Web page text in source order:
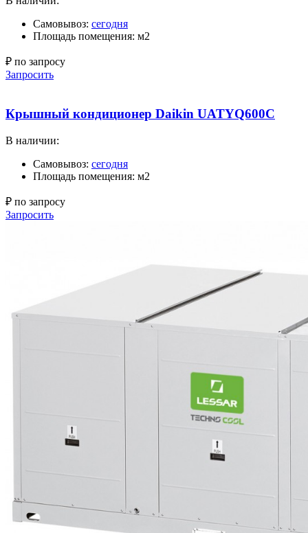
Самовывоз: сегодня
Площадь помещения: м2
₽ по запросу
Запросить
Крышный кондиционер Daikin UATYQ600C
В наличии:
Самовывоз: сегодня
Площадь помещения: м2
₽ по запросу
Запросить